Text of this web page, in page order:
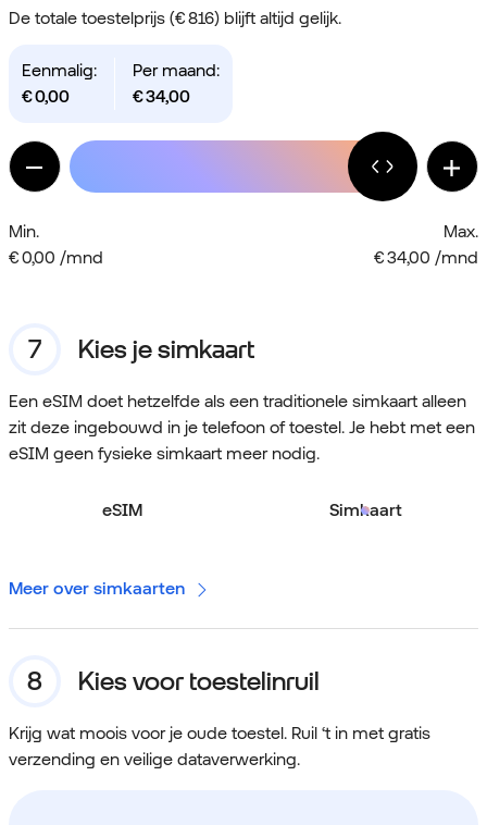
De totale toestelprijs (€ 816) blijft altijd gelijk.
Eenmalig:
€0,00
Per maand:
€34,00
Min.
€ 0,00 /mnd
Max.
€ 34,00 /mnd
Kies je simkaart
Een eSIM doet hetzelfde als een traditionele simkaart alleen
zit deze ingebouwd in je telefoon of toestel. Je hebt met een
eSIM geen fysieke simkaart meer nodig.
eSIM Simkaart
Meer over simkaarten
Kies voor toestelinruil
Krijg wat moois voor je oude toestel. Ruil ‘t in met gratis
verzending en veilige dataverwerking.